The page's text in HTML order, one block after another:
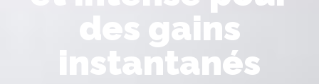
des gains
instantanés